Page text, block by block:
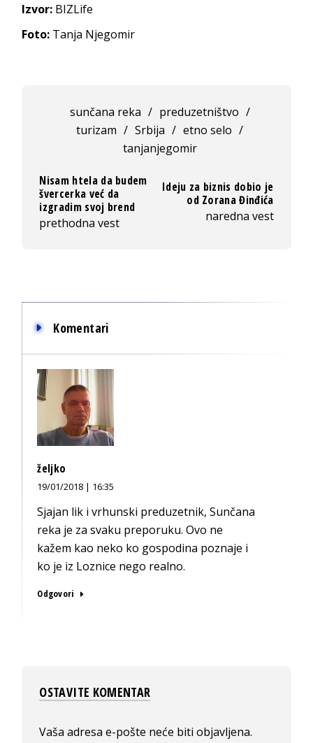
Izvor: BIZLife
Foto: Tanja Njegomir
sunčana reka / preduzetništvo /
turizam / Srbija / etno selo /
tanjanjegomir
Nisam htela da budem
švercerka već da
izgradim svoj brend
prethodna vest
Ideju za biznis dobio je
od Zorana Đinđića
naredna vest
Komentari
željko
19/01/2018 | 16:35
Sjajan lik i vrhunski preduzetnik, Sunčana
reka je za svaku preporuku. Ovo ne
kažem kao neko ko gospodina poznaje i
ko je iz Loznice nego realno.
Odgovori
OSTAVITE KOMENTAR
Vaša adresa e-pošte neće biti objavljena.